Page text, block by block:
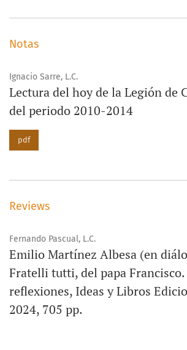
Notas
Ignacio Sarre, L.C.
Lectura del hoy de la Legión de
del periodo 2010-2014
pdf
Reviews
Fernando Pascual, L.C.
Emilio Martínez Albesa (en
Fratelli tutti, del papa
reflexiones, Ideas y Libros
2024, 705 pp.